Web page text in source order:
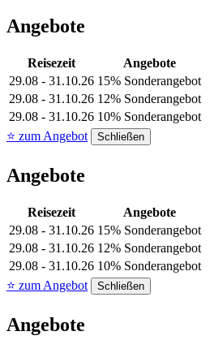
Angebote
Reisezeit
Angebote
29.08 - 31.10.26 15% Sonderangebot
29.08 - 31.10.26 12% Sonderangebot
29.08 - 31.10.26 10% Sonderangebot
⭐ zum Angebot
Schließen
Angebote
Reisezeit
Angebote
29.08 - 31.10.26 15% Sonderangebot
29.08 - 31.10.26 12% Sonderangebot
29.08 - 31.10.26 10% Sonderangebot
⭐ zum Angebot
Schließen
Angebote